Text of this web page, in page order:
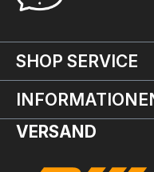
SHOP SERVICE
VERSAND